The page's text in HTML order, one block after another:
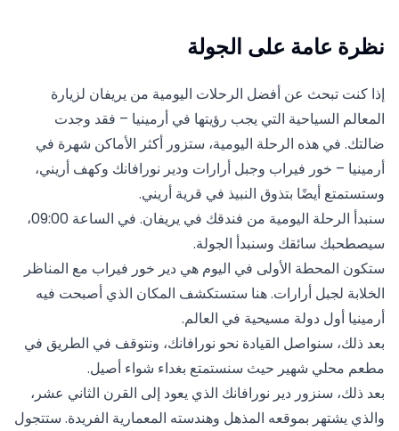
نظرة عامة على الجولة
إذا كنت تبحث عن أفضل الرحلات اليومية من يريفان لزيارة
المعالم السياحية التي يجب رؤيتها في أرمينيا – فقد وجدت
ضالتك. في هذه الرحلة اليومية، ستزور أكثر الأماكن شهرة في
أرمينيا – خور فيراب وجبل أرارات ودير نورافانك وكهف أريني،
وستستمتع أيضًا بتذوق النبيذ في قرية أريني.
سنبدأ الرحلة اليومية من فندقك في يريفان. في الساعة 09:00،
سيصطحبك سائقك وسنبدأ الجولة.
ستكون المحطة الأولى في اليوم هي دير خور فيراب مع المناظر
الخلابة لجبل أرارات. هنا ستستكشف المكان الذي أصبحت فيه
أرمينيا أول دولة مسيحية في العالم.
بعد ذلك، سنواصل القيادة نحو نورافانك، ونتوقف في الطريق في
مطعم محلي شهير حيث سنستمتع بغداء شواء أصيل.
بعد ذلك، سنزور دير نورافانك الذي يعود إلى القرن الثاني عشر،
والذي يشتهر بموقعه المذهل وهندسته المعمارية الفريدة. ستتجول